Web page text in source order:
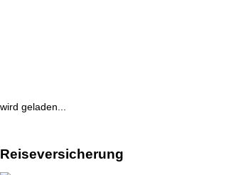
wird geladen...
Reiseversicherung